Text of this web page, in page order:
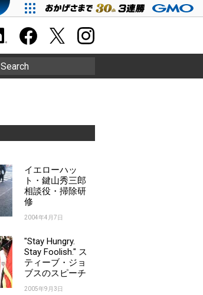
Search
イエローハッ
ト・鍵山秀三郎
相談役・掃除研
修
2004年4月7日
"Stay Hungry.
Stay Foolish." ス
ティーブ・ジョ
ブスのスピーチ
2005年9月3日